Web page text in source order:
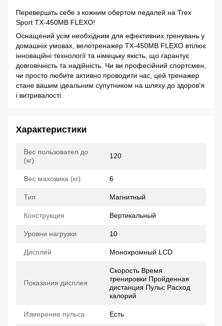
Перевершіть себе з кожним обертом педалей на Trex
Sport TX-450MB FLEXO!
Оснащений усім необхідним для ефективних тренувань у
домашніх умовах, велотренажер TX-450MB FLEXO втілює
інноваційні технології та німецьку якість, що гарантує
довговічність та надійність. Чи ви професійний спортсмен,
чи просто любите активно проводити час, цей тренажер
стане вашим ідеальним супутником на шляху до здоров'я
і витривалості.
Характеристики
Вес пользовател до
(кг)
120
Вес маховика (кг) 6
Тип Магнитный
Конструкция Вертикальный
Уровни нагрузки 10
Дисплей Монохромный LCD
Показания дисплея
Скорость Время
тренировки Пройденная
дистанция Пульс Расход
калорий
Измерение пульса Есть